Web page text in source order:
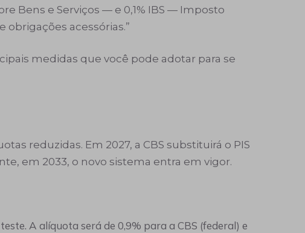
Bens e Serviços — e 0,1% IBS — Imposto
obrigações acessórias.”
medidas que você pode adotar para se
reduzidas. Em 2027, a CBS substituirá o PIS
em 2033, o novo sistema entra em vigor.
A alíquota será de 0,9% para a CBS (federal) e